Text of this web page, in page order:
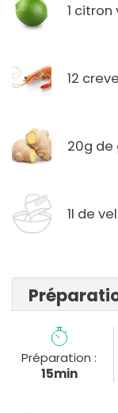
1 citron
12
20g de
1l de
Préparation :
15min